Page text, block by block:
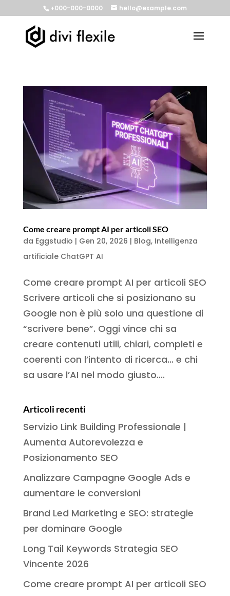
+000-000-0000 hello@example.com
Come creare prompt AI per articoli SEO
da Eggstudio | Gen 20, 2026 | Blog, Intelligenza
artificiale ChatGPT AI
Come creare prompt AI per articoli SEO
Scrivere articoli che si posizionano su
Google non è più solo una questione di
“scrivere bene”. Oggi vince chi sa
creare contenuti utili, chiari, completi e
coerenti con l’intento di ricerca… e chi
sa usare l’AI nel modo giusto....
Articoli recenti
Servizio Link Building Professionale |
Aumenta Autorevolezza e
Posizionamento SEO
Analizzare Campagne Google Ads e
aumentare le conversioni
Brand Led Marketing e SEO: strategie
per dominare Google
Long Tail Keywords Strategia SEO
Vincente 2026
Come creare prompt AI per articoli SEO